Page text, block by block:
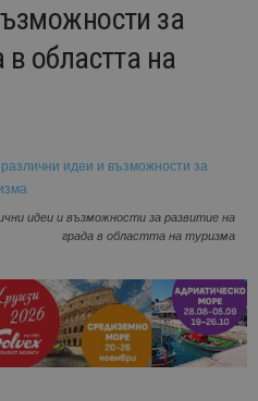
за
в областта на
идеи и възможности за развитие на
града в областта на туризма